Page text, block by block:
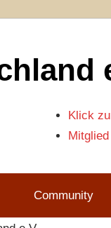
Klick
Community